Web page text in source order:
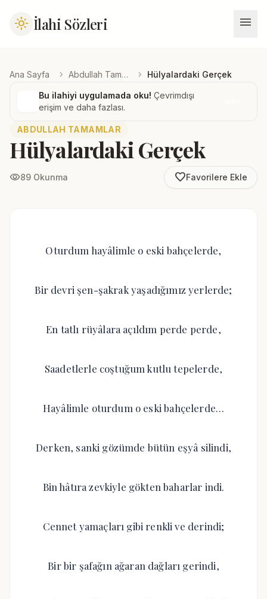
light_mode İlahi Sözleri menu
Ana Sayfa chevron_right Abdullah Tamamlar chevron_right Hülyalardaki Gerçek
Bu ilahiyi uygulamada oku! Çevrimdışı
erişim ve daha fazlası.
ABDULLAH TAMAMLAR
Hülyalardaki Gerçek
visibility89 Okunma favorite_borderFavorilere Ekle
Oturdum hayâlimle o eski bahçelerde,
Bir devri şen-şakrak yaşadığımız yerlerde;
En tatlı rüyâlara açıldım perde perde,
Saadetlerle coştuğum kutlu tepelerde,
Hayâlimle oturdum o eski bahçelerde…
Derken, sanki gözümde bütün eşyâ silindi,
Bin hâtıra zevkiyle gökten baharlar indi.
Cennet yamaçları gibi renkli ve derindi;
Bir bir şafağın ağaran dağları gerindi,